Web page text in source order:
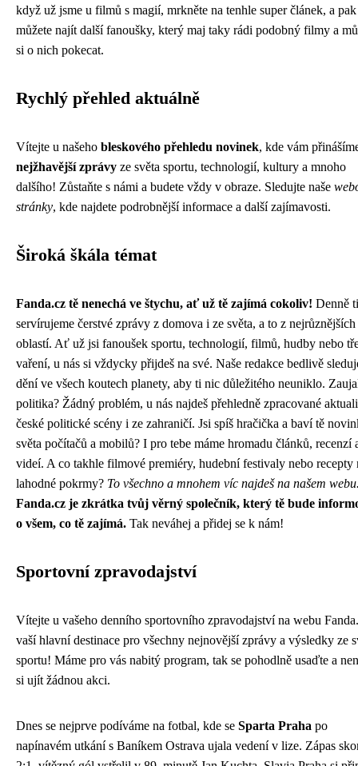
když už jsme u filmů s magií, mrkněte na tenhle super článek, a pak
můžete najít další fanoušky, který maj taky rádi podobný filmy a
si o nich pokecat.
Rychlý přehled aktuálně
Vítejte u našeho bleskového přehledu novinek, kde vám
nejžhavější zprávy ze světa sportu, technologií, kultury a mnoho
dalšího! Zůstaňte s námi a budete vždy v obraze. Sledujte naše
stránky, kde najdete podrobnější informace a další zajímavosti.
Široká škála témat
Fanda.cz tě nenechá ve štychu, ať už tě zajímá cokoliv! Denně ti
servírujeme čerstvé zprávy z domova i ze světa, a to z nejrůznějších
oblastí. Ať už jsi fanoušek sportu, technologií, filmů, hudby nebo
vaření, u nás si vždycky přijdeš na své. Naše redakce bedlivě
dění ve všech koutech planety, aby ti nic důležitého neuniklo.
politika? Žádný problém, u nás najdeš přehledně zpracované
české politické scény i ze zahraničí. Jsi spíš hračička a baví tě
světa počítačů a mobilů? I pro tebe máme hromadu článků, recenzí
videí. A co takhle filmové premiéry, hudební festivaly nebo recepty
lahodné pokrmy? To všechno a mnohem víc najdeš na našem
Fanda.cz je zkrátka tvůj věrný společník, který tě bude
o všem, co tě zajímá. Tak neváhej a přidej se k nám!
Sportovní zpravodajství
Vítejte u vašeho denního sportovního zpravodajství na webu
vaší hlavní destinace pro všechny nejnovější zprávy a výsledky ze
sportu! Máme pro vás nabitý program, tak se pohodlně usaďte a
si ujít žádnou akci.
Dnes se nejprve podíváme na fotbal, kde se Sparta Praha po
napínavém utkání s Baníkem Ostrava ujala vedení v lize. Zápas